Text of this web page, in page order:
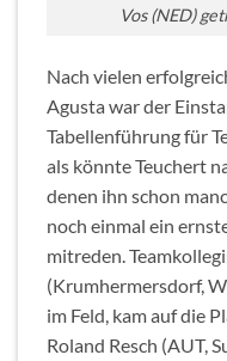
Vos (NED)
Nach vielen
Agusta war der
Tabellenführung für
als könnte Teuchert
denen ihn schon
noch einmal ein
mitreden.
(Krumhermersdorf,
im Feld, kam auf die
Roland Resch (AUT,